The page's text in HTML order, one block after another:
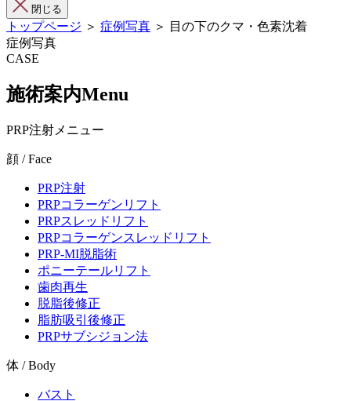
閉じる
トップページ ＞ 症例写真 ＞ 目の下のクマ・色素沈着
症例写真
CASE
施術案内Menu
PRP注射メニュー
顔 / Face
PRP注射
PRPコラーゲンリフト
PRPスレッドリフト
PRPコラーゲンスレッドリフト
PRP-MI脱脂術
ポニーテールリフト
歯肉再生
脱脂後修正
脂肪吸引後修正
PRPサブシジョン法
体 / Body
バスト